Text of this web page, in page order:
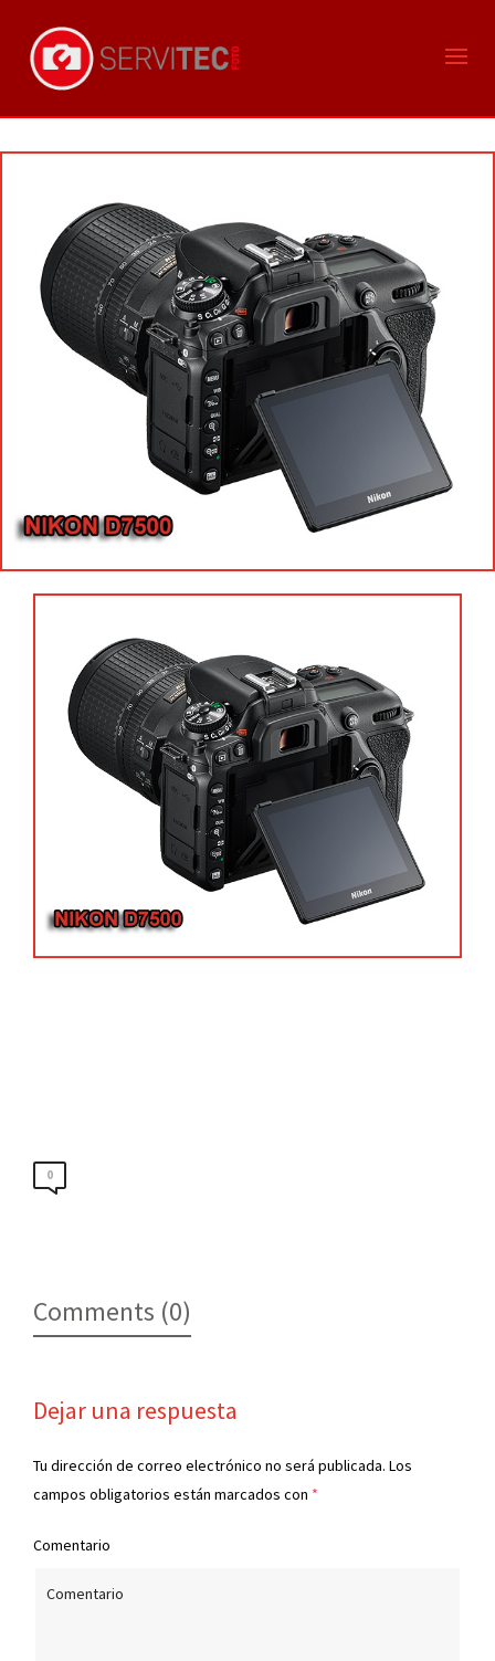
0
Comments (0)
Dejar una respuesta
Tu dirección de correo electrónico no será publicada. Los
campos obligatorios están marcados con *
Comentario